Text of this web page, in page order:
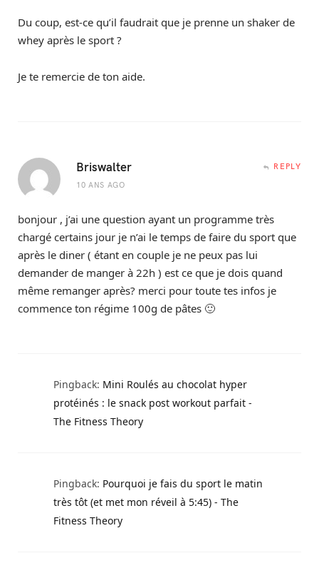
Du coup, est-ce qu’il faudrait que je prenne un shaker de
whey après le sport ?
Je te remercie de ton aide.
Briswalter
10 ANS AGO
REPLY
bonjour , j’ai une question ayant un programme très
chargé certains jour je n’ai le temps de faire du sport que
après le diner ( étant en couple je ne peux pas lui
demander de manger à 22h ) est ce que je dois quand
même remanger après? merci pour toute tes infos je
commence ton régime 100g de pâtes 🙂
Pingback: Mini Roulés au chocolat hyper
protéinés : le snack post workout parfait -
The Fitness Theory
Pingback: Pourquoi je fais du sport le matin
très tôt (et met mon réveil à 5:45) - The
Fitness Theory